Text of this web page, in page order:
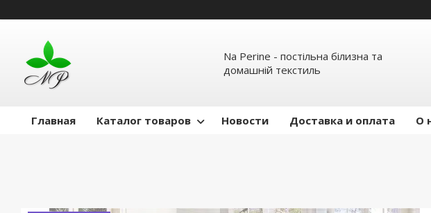
Na Perine - постільна білизна та
домашній текстиль
Главная Каталог товаров Новости Доставка и оплата О